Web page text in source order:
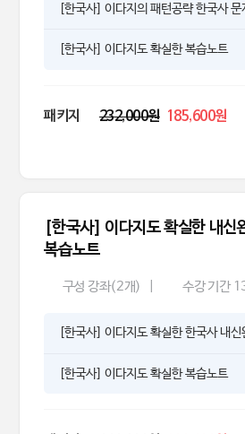
[한국사] 이다지의 패턴공략 한국사 문
[한국사] 이다지도 확실한 복습노트
패키지 232,000원 185,600원
[한국사] 이다지도 확실한 내신
복습노트
구성 강좌(2개) 수강 기간
[한국사] 이다지도 확실한 한국사 내신
[한국사] 이다지도 확실한 복습노트